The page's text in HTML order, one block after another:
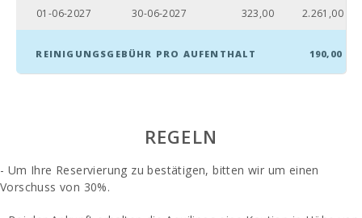
Bahnhof Palma
(km):
(km):
Flughafen (кm):
01-06-2027 30-06-2027 323,00 2.261,00
REINIGUNGSGEBÜHR PRO AUFENTHALT 190,00
REGELN
- Um Ihre Reservierung zu bestätigen, bitten wir um einen
Vorschuss von 30%.